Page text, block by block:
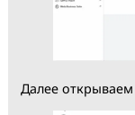
Готово, мы
она не